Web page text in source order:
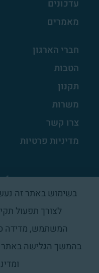
עדכונים
מאמרים
חברי הארגון
הטבות
תקנון
משרות
צרו קשר
מדיניות פרטיות
לצורך תפעול
המשתמש, מדידה
בהמשך הגלישה